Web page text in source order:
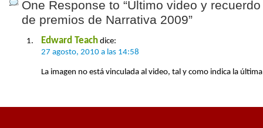
One Response to “Último video y
de premios de Narrativa 2009”
Edward Teach dice:
27 agosto, 2010 a las 14:58
La imagen no está vinculada al video, tal y como indica la